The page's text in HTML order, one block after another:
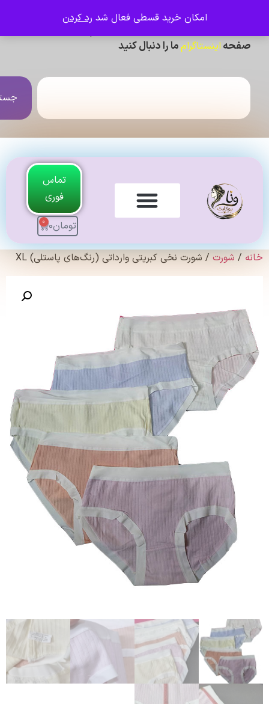
امکان خرید قسطی فعال شدرد کردن
اینستاگرامما را دنبال کنید
جستجو
تماس
فوری
0
شورت/ شورت نخی کبریتی وارداتی (رنگ‌های پاستلی) XL